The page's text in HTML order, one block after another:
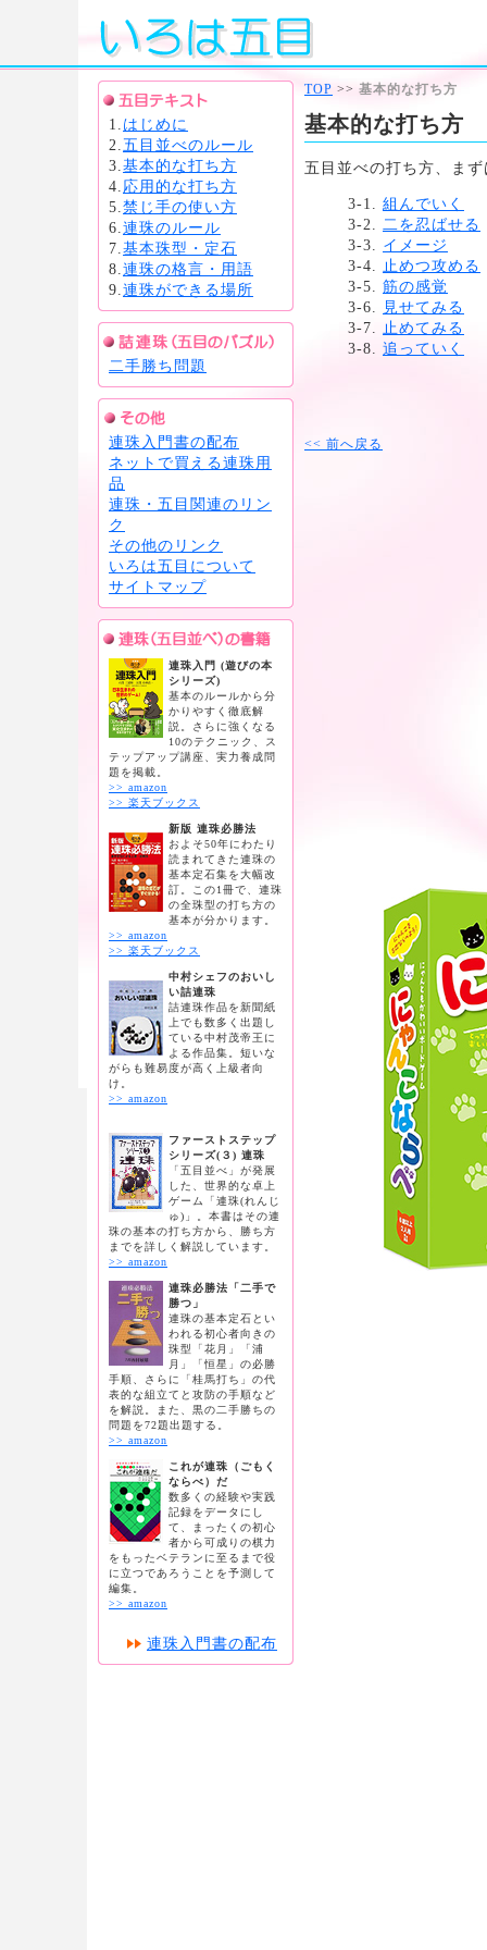
1. はじめに
2.五目並べのルール
3.基本的な打ち方
4. 応用的な打ち方
5.禁じ手の使い方
6.連珠のルール
7.基本珠型・定石
8.連珠の格言・用語
9.連珠ができる場所
二手勝ち問題
連珠入門書の配布
ネットで買える連珠用
品
連珠・五目関連のリン
ク
その他のリンク
いろは五目について
サイトマップ
連珠入門 (遊びの本
シリーズ)
基本のルールから分
かりやすく徹底解
説。さらに強くなる
10のテクニック、ス
テップアップ講座、実力養成問
題を掲載。
>> amazon
>> 楽天ブックス
新版 連珠必勝法
およそ50年にわたり
読まれてきた連珠の
基本定石集を大幅改
訂。この1冊で、連珠
の全珠型の打ち方の
基本が分かります。
>> amazon
>> 楽天ブックス
中村シェフのおいし
い詰連珠
詰連珠作品を新聞紙
上でも数多く出題し
ている中村茂帝王に
よる作品集。短いな
がらも難易度が高く上級者向
け。
>> amazon
ファーストステップ
シリーズ(３) 連珠
「五目並べ」が発展
した、世界的な卓上
ゲーム「連珠(れんじ
ゅ)」。本書はその連
珠の基本の打ち方から、勝ち方
までを詳しく解説しています。
>> amazon
連珠必勝法「二手で
勝つ」
連珠の基本定石とい
われる初心者向きの
珠型「花月」「浦
月」「恒星」の必勝
手順、さらに「桂馬打ち」の代
表的な組立てと攻防の手順など
を解説。また、黒の二手勝ちの
問題を72題出題する。
>> amazon
これが連珠（ごもく
ならべ）だ
数多くの経験や実践
記録をデータにし
て、まったくの初心
者から可成りの棋力
をもったベテランに至るまで役
に立つであろうことを予測して
編集。
>> amazon
連珠入門書の配布
TOP >> 基本的な打ち方
基本的な打ち方
五目並べの打ち方、ま
3-1. 組んでいく
3-2. 二を忍ばせる
3-3. イメージ
3-4. 止めつ攻める
3-5. 筋の感覚
3-6.
見せてみる
3-7. 止めてみる
3-8. 追っていく
<< 前へ戻る